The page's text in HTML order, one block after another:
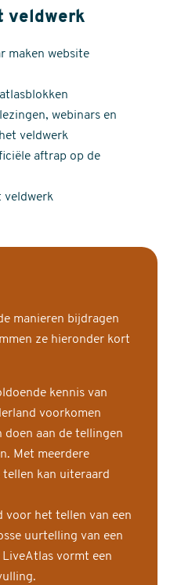
veldwerk
maken website
webinars en
veldwerk
aftrap op de
veldwerk
manieren bijdragen
ze hieronder kort
kennis van
voorkomen
doen aan de tellingen
Met meerdere
tellen kan uiteraard
voor het tellen van een
uurtelling van een
vormt een